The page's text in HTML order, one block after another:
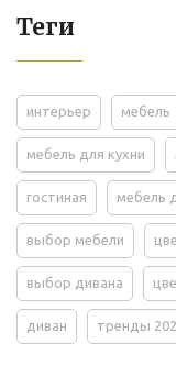
Теги
интерьер мебель
мебель для кухни
гостиная мебель
выбор мебели
выбор дивана
диван тренды